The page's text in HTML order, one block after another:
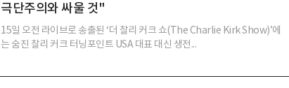
극단주의와 싸울 것"
15일 오전 라이브로 송출된 ‘더 찰리 커크 쇼(The Charlie Kirk Show)’에
는 숨진 찰리 커크 터닝포인트 USA 대표 대신 생전...